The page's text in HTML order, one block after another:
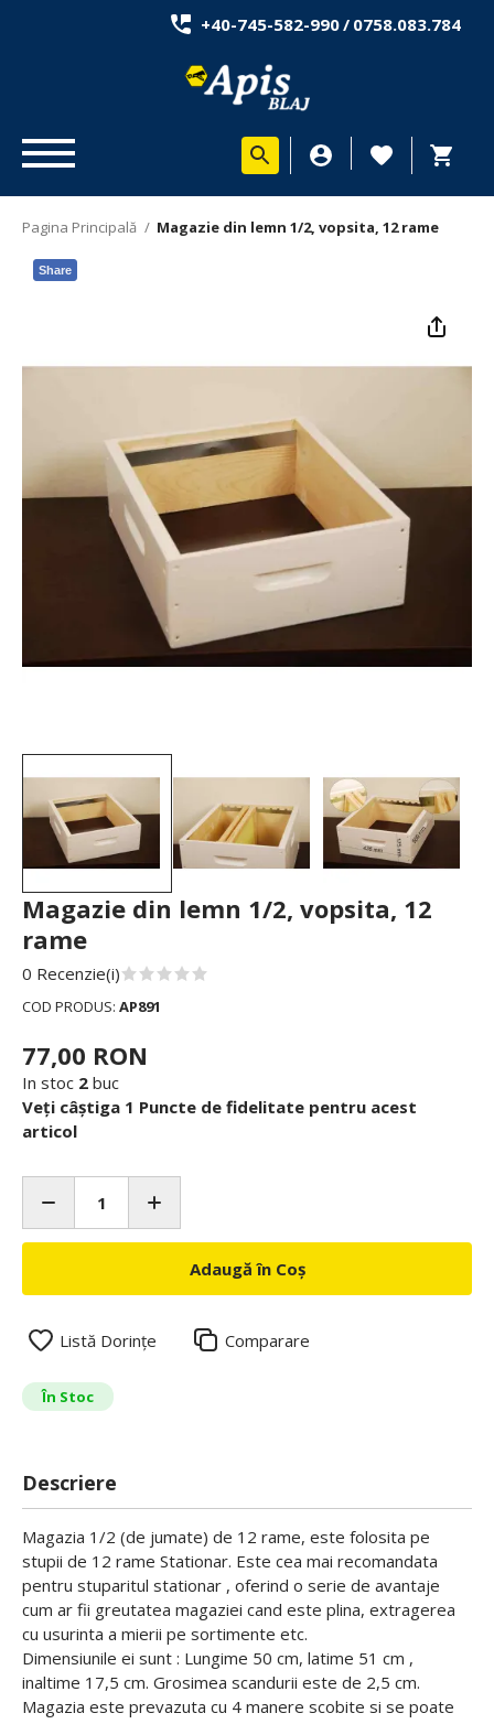
+40-745-582-990/ 0758.083.784
Pagina Principală / Magazie din lemn 1/2, vopsita, 12 rame
Share
Magazie din lemn 1/2, vopsita, 12
rame
0 Recenzie(i)
COD PRODUS: AP891
77,00 RON
In stoc 2 buc
Veți câștiga 1 Puncte de fidelitate pentru acest
articol
Adaugă în Coș
Listă Dorințe Comparare
În Stoc
Descriere
Magazia 1/2 (de jumate) de 12 rame, este folosita pe
stupii de 12 rame Stationar. Este cea mai recomandata
pentru stuparitul stationar , oferind o serie de avantaje
cum ar fii greutatea magaziei cand este plina, extragerea
cu usurinta a mierii pe sortimente etc.
Dimensiunile ei sunt : Lungime 50 cm, latime 51 cm ,
inaltime 17,5 cm. Grosimea scandurii este de 2,5 cm.
Magazia este prevazuta cu 4 manere scobite si se poate